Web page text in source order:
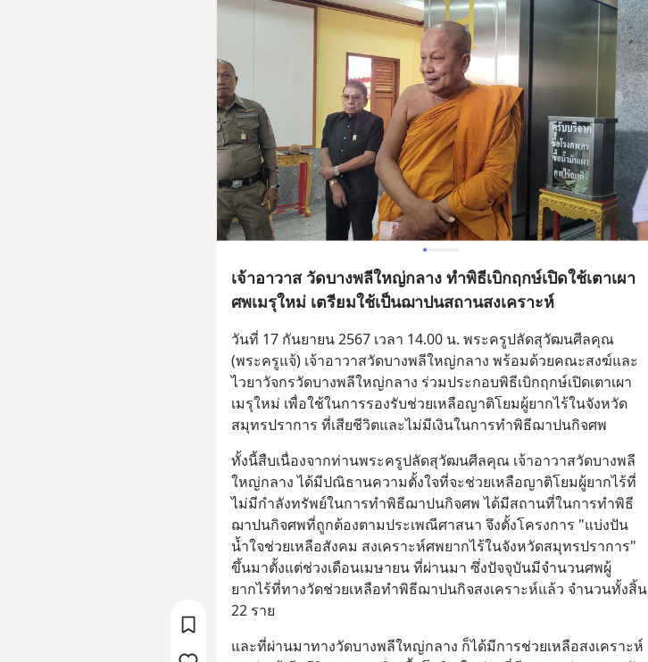
เจ้าอาวาส วัดบางพลีใหญ่กลาง ทำพิธีเบิกฤกษ์เปิดใช้เตาเผา
ศพเมรุใหม่ เตรียมใช้เป็นฌาปนสถานสงเคราะห์
วันที่ 17 กันยายน 2567 เวลา 14.00 น. พระครูปลัดสุวัฒนศีลคุณ
(พระครูแจ้) เจ้าอาวาสวัดบางพลีใหญ่กลาง พร้อมด้วยคณะสงฆ์และ
ไวยาวัจกรวัดบางพลีใหญ่กลาง ร่วมประกอบพิธีเบิกฤกษ์เปิดเตาเผา
เมรุใหม่ เพื่อใช้ในการรองรับช่วยเหลือญาติโยมผู้ยากไร้ในจังหวัด
สมุทรปราการ ที่เสียชีวิตและไม่มีเงินในการทำพิธีฌาปนกิจศพ
ทั้งนี้สืบเนื่องจากท่านพระครูปลัดสุวัฒนศีลคุณ เจ้าอาวาสวัดบางพลี
ใหญ่กลาง ได้มีปณิธานความตั้งใจที่จะช่วยเหลือญาติโยมผู้ยากไร้ที่
ไม่มีกำลังทรัพย์ในการทำพิธีฌาปนกิจศพ ได้มีสถานที่ในการทำพิธี
ฌาปนกิจศพที่ถูกต้องตามประเพณีศาสนา จึงตั้งโครงการ "แบ่งปัน
น้ำใจช่วยเหลือสังคม สงเคราะห์ศพยากไร้ในจังหวัดสมุทรปราการ"
ขึ้นมาตั้งแต่ช่วงเดือนเมษายน ที่ผ่านมา ซึ่งปัจจุบันมีจำนวนศพผู้
ยากไร้ที่ทางวัดช่วยเหลือทำพิธีฌาปนกิจสงเคราะห์แล้ว จำนวนทั้งสิ้น
22 ราย
และที่ผ่านมาทางวัดบางพลีใหญ่กลาง ก็ได้มีการช่วยเหลือสงเคราะห์